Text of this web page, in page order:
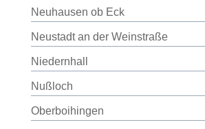
Neuhausen ob Eck
Neustadt an der Weinstraße
Niedernhall
Nußloch
Oberboihingen